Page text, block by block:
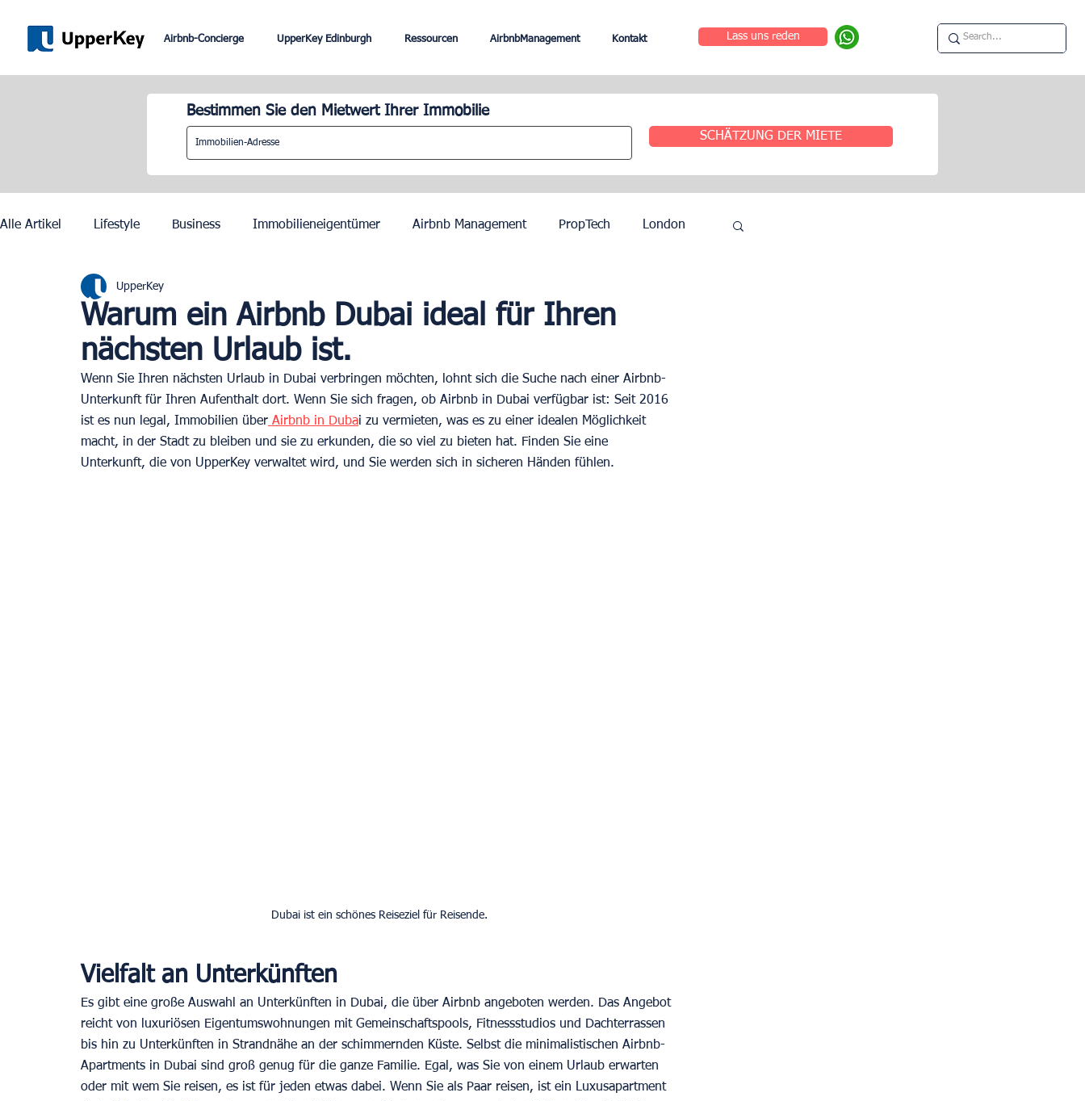
Airbnb-Concierge UpperKey Edinburgh Ressourcen AirbnbManagement Kontakt Lass uns reden
Bestimmen Sie den Mietwert Ihrer Immobilie
SCHÄTZUNG DER MIETE
Alle Artikel Lifestyle Business Immobilieneigentümer Airbnb Management PropTech London
Rom Dubai
Olympische Spiele 2024 in Paris Zurich Geneva
Warum ein Airbnb Dubai ideal für Ihren
nächsten Urlaub ist.
UpperKey
Wenn Sie Ihren nächsten Urlaub in Dubai verbringen möchten, lohnt sich die Suche nach einer Airbnb-
Unterkunft für Ihren Aufenthalt dort. Wenn Sie sich fragen, ob Airbnb in Dubai verfügbar ist: Seit 2016
ist es nun legal, Immobilien über Airbnb in Dubai zu vermieten, was es zu einer idealen Möglichkeit
macht, in der Stadt zu bleiben und sie zu erkunden, die so viel zu bieten hat. Finden Sie eine
Unterkunft, die von UpperKey verwaltet wird, und Sie werden sich in sicheren Händen fühlen.
Dubai ist ein schönes Reiseziel für Reisende.
Vielfalt an Unterkünften
Es gibt eine große Auswahl an Unterkünften in Dubai, die über Airbnb angeboten werden. Das Angebot
reicht von luxuriösen Eigentumswohnungen mit Gemeinschaftspools, Fitnessstudios und Dachterrassen
bis hin zu Unterkünften in Strandnähe an der schimmernden Küste. Selbst die minimalistischen Airbnb-
Apartments in Dubai sind groß genug für die ganze Familie. Egal, was Sie von einem Urlaub erwarten
oder mit wem Sie reisen, es ist für jeden etwas dabei. Wenn Sie als Paar reisen, ist ein Luxusapartment